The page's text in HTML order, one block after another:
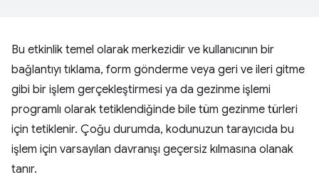
Bu etkinlik temel olarak merkezidir ve kullanıcının bir
bağlantıyı tıklama, form gönderme veya geri ve ileri gitme
gibi bir işlem gerçekleştirmesi ya da gezinme işlemi
programlı olarak tetiklendiğinde bile tüm gezinme türleri
için tetiklenir. Çoğu durumda, kodunuzun tarayıcıda bu
işlem için varsayılan davranışı geçersiz kılmasına olanak
tanır.